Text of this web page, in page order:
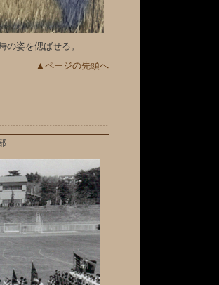
姿を偲ばせる。
▲ページの先頭へ